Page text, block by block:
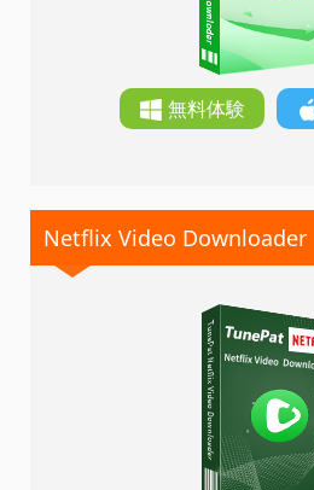
無料体験
Netflix Video Downloader